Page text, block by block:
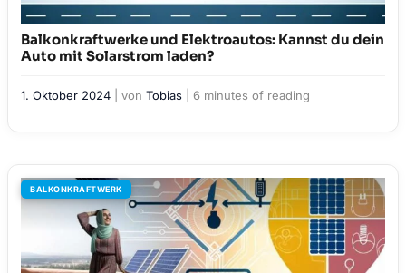
Balkonkraftwerke und Elektroautos: Kannst du dein
Auto mit Solarstrom laden?
1. Oktober 2024 | von Tobias 6 minutes of reading
BALKONKRAFTWERK